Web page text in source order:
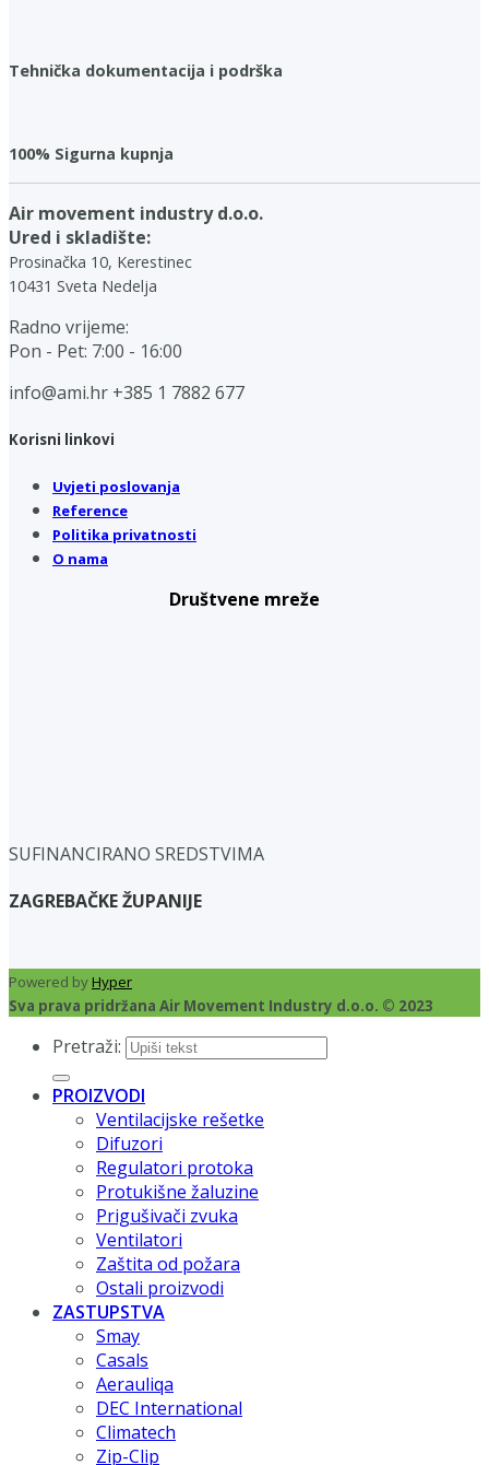
Tehnička dokumentacija i podrška
100% Sigurna kupnja
Air movement industry d.o.o.
Ured i skladište:
Prosinačka 10, Kerestinec
10431 Sveta Nedelja
Radno vrijeme:
Pon - Pet: 7:00 - 16:00
info@ami.hr +385 1 7882 677
Korisni linkovi
Uvjeti poslovanja
Reference
Politika privatnosti
O nama
Društvene mreže
SUFINANCIRANO SREDSTVIMA
ZAGREBAČKE ŽUPANIJE
Powered byHyper
Sva prava pridržana Air Movement Industry d.o.o. © 2023
Pretraži:
PROIZVODI
Ventilacijske rešetke
Difuzori
Regulatori protoka
Protukišne žaluzine
Prigušivači zvuka
Ventilatori
Zaštita od požara
Ostali proizvodi
ZASTUPSTVA
Smay
Casals
Aerauliqa
DEC International
Climatech
Zip-Clip